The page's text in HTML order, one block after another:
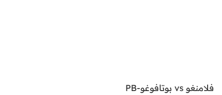
فلامنغو vs بوتافوغو-PB